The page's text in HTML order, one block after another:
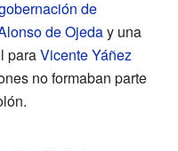
de
de Ojeday una
paraVicente Yáñez
no formaban parte